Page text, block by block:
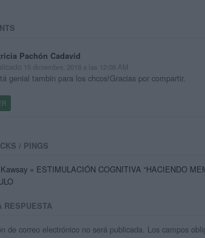
Pachón Cadavid
15 diciembre, 2018 a las 12:08 AM
genial tambin para los chcos!Gracias por compartir.
/ PINGS
» ESTIMULACIÓN COGNITIVA “HACIENDO
RESPUESTA
de correo electrónico no será publicada. Los campos